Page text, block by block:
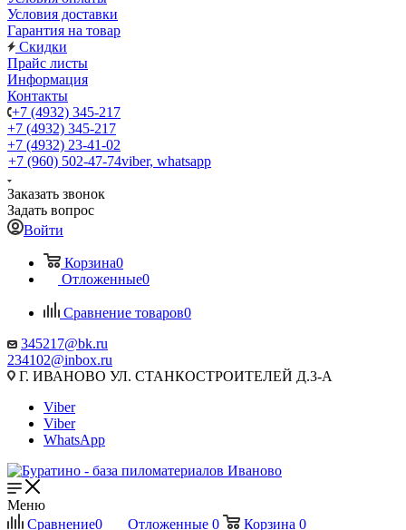
Условия доставки
Гарантия на товар
Скидки
Прайс листы
Информация
Контакты
+7 (4932) 345-217
+7 (4932) 345-217
+7 (4932) 23-41-02
+7 (960) 502-47-74viber, whatsapp
Заказать звонок
Задать вопрос
Войти
Корзина0
Отложенные0
Сравнение товаров0
345217@bk.ru
234102@inbox.ru
Г. ИВАНОВО УЛ. СТАНКОСТРОИТЕЛЕЙ Д.3-А
Viber
Viber
WhatsApp
Меню
Сравнение0 Отложенные 0 Корзина 0